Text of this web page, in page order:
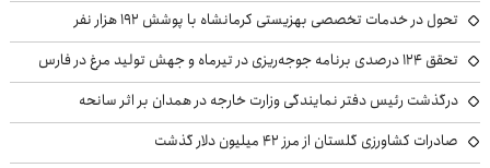
تحول در خدمات تخصصی بهزیستی کرمانشاه با پوشش ۱۹۲ هزار نفر
تحقق ۱۲۴ درصدی برنامه جوجه‌ریزی در تیرماه و جهش تولید مرغ در فارس
درگذشت رئیس دفتر نمایندگی وزارت خارجه در همدان بر اثر سانحه
صادرات کشاورزی گلستان از مرز ۴۲ میلیون دلار گذشت